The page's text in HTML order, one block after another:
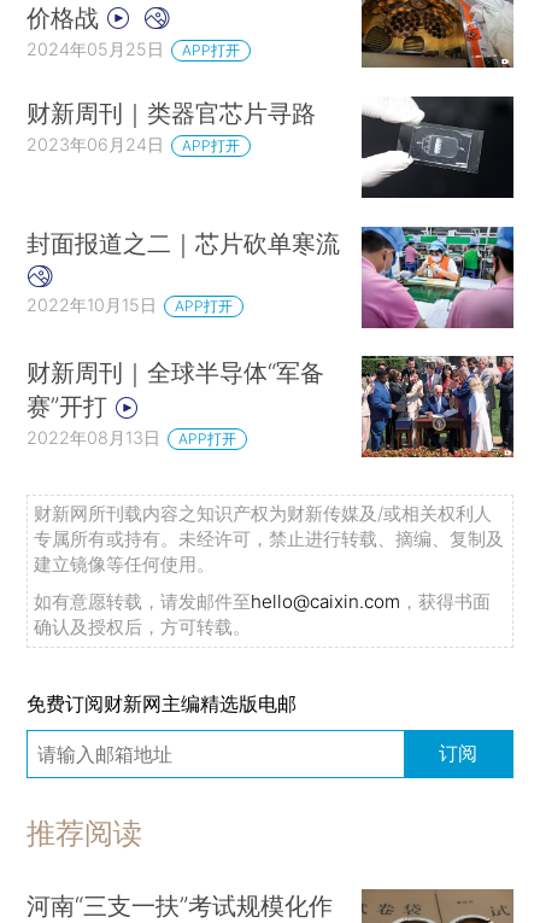
价格战
2024年05月25日 APP打开
财新周刊｜类器官芯片寻路
2023年06月24日 APP打开
封面报道之二｜芯片砍单寒流
2022年10月15日 APP打开
财新周刊｜全球半导体“军备
赛”开打
2022年08月13日 APP打开
财新网所刊载内容之知识产权为财新传媒及/或相关权利人
专属所有或持有。未经许可，禁止进行转载、摘编、复制及
建立镜像等任何使用。
如有意愿转载，请发邮件至hello@caixin.com ，获得书面
确认及授权后，方可转载。
免费订阅财新网主编精选版电邮
订阅
推荐阅读
河南“三支一扶”考试规模化作